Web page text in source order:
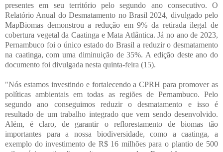
presentes em seu território pelo segundo ano consecutivo. O
Relatório Anual do Desmatamento no Brasil 2024, divulgado pelo
MapBiomas demonstrou a redução em 9% da retirada ilegal de
cobertura vegetal da Caatinga e Mata Atlântica. Já no ano de 2023,
Pernambuco foi o único estado do Brasil a reduzir o desmatamento
na caatinga, com uma diminuição de 35%. A edição deste ano do
documento foi divulgada nesta quinta-feira (15).
"Nós estamos investindo e fortalecendo a CPRH para promover as
políticas ambientais em todas as regiões de Pernambuco. Pelo
segundo ano conseguimos reduzir o desmatamento e isso é
resultado de um trabalho integrado que vem sendo desenvolvido.
Além, é claro, de garantir o reflorestamento de biomas tão
importantes para a nossa biodiversidade, como a caatinga, a
exemplo do investimento de R$ 16 milhões para o plantio de 500